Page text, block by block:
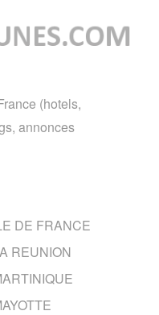
(hotels,
annonces
DE FRANCE
REUNION